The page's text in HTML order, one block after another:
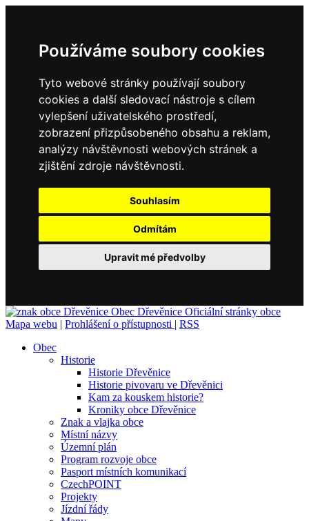
Používáme soubory cookies
Tyto webové stránky používají soubory
cookies a další sledovací nástroje s cílem
vylepšení uživatelského prostředí,
zobrazení přizpůsobeného obsahu a reklam,
analýzy návštěvnosti webových stránek a
zjištění zdroje návštěvnosti.
Souhlasím
Odmítám
Upravit mé předvolby
Obec Dřevěnice Oficiální stránky obce
Mapa webu | Prohlášení o přístupnosti | RSS
Obec
Historie
Historie Dřevěnice
Historie pivovaru ve Dřevěnici
Kam za kouskem historie?
Kroniky obce Dřevěnice
Znak a vlajka obce
Místní názvy
Územní plán
Program rozvoje obce
Pasport místních komunikací
CzechPOINT
Projekty
Jízdní řády